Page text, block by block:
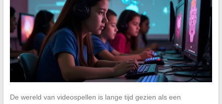
De wereld van videospellen is lange tijd gezien als een